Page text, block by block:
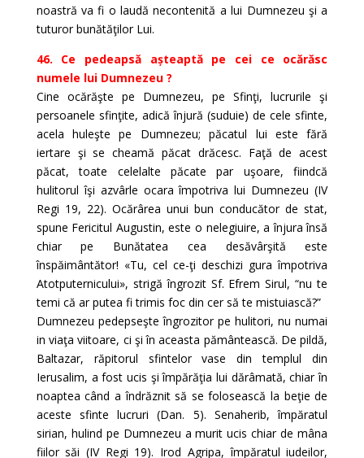
noastră va fi o laudă necontenită a lui Dumnezeu şi a
tuturor bunătăţilor Lui.
46. Ce pedeapsă așteaptă pe cei ce ocărăsc
numele lui Dumnezeu ?
Cine ocărăşte pe Dumnezeu, pe Sfinţi, lucrurile şi
persoanele sfinţite, adică înjură (suduie) de cele sfinte,
acela huleşte pe Dumnezeu; păcatul lui este fără
iertare şi se cheamă păcat drăcesc. Faţă de acest
păcat, toate celelalte păcate par uşoare, fiindcă
hulitorul îşi azvârle ocara împotriva lui Dumnezeu (IV
Regi 19, 22). Ocărârea unui bun conducător de stat,
spune Fericitul Augustin, este o nelegiuire, a înjura însă
chiar pe Bunătatea cea desăvârşită este
înspăimântător! «Tu, cel ce-ţi deschizi gura împotriva
Atotputernicului», strigă îngrozit Sf. Efrem Sirul, “nu te
temi că ar putea fi trimis foc din cer să te mistuiască?”
Dumnezeu pedepseşte îngrozitor pe hulitori, nu numai
in viaţa viitoare, ci şi în aceasta pământească. De pildă,
Baltazar, răpitorul sfintelor vase din templul din
Ierusalim, a fost ucis şi împărăţia lui dărâmată, chiar în
noaptea când a îndrăznit să se folosească la beţie de
aceste sfinte lucruri (Dan. 5). Senaherib, împăratul
sirian, hulind pe Dumnezeu a murit ucis chiar de mâna
fiilor săi (IV Regi 19). Irod Agripa, împăratul iudeilor,